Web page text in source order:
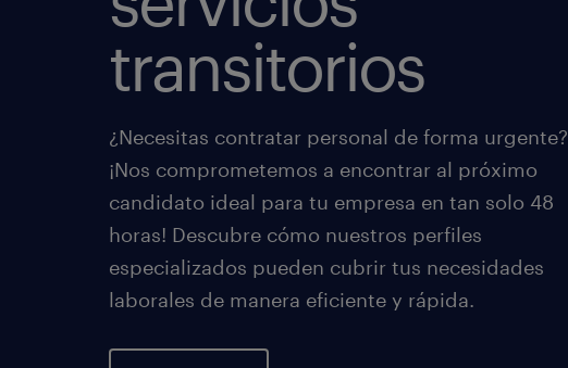
transitorios
¿Necesitas contratar personal de forma urgente?
¡Nos comprometemos a encontrar al próximo
candidato ideal para tu empresa en tan solo 48
horas! Descubre cómo nuestros perfiles
especializados pueden cubrir tus necesidades
laborales de manera eficiente y rápida.